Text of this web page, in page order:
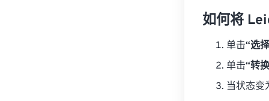
如何将
单击“选
单击“转
当状态变